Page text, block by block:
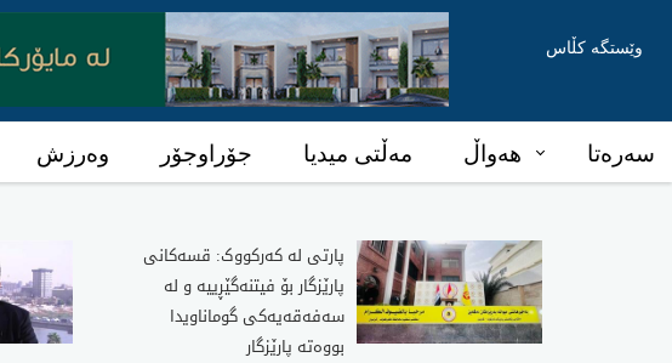
وێستگە کڵاس
سەرەتا هەواڵ مەڵتی میدیا جۆراوجۆر وەرزش
پارتی لە کەرکووک: قسەکانی
پارێزگار بۆ فیتنەگێڕییە و لە
سەفەقەیەکی گوماناویدا
بووەتە پارێزگار